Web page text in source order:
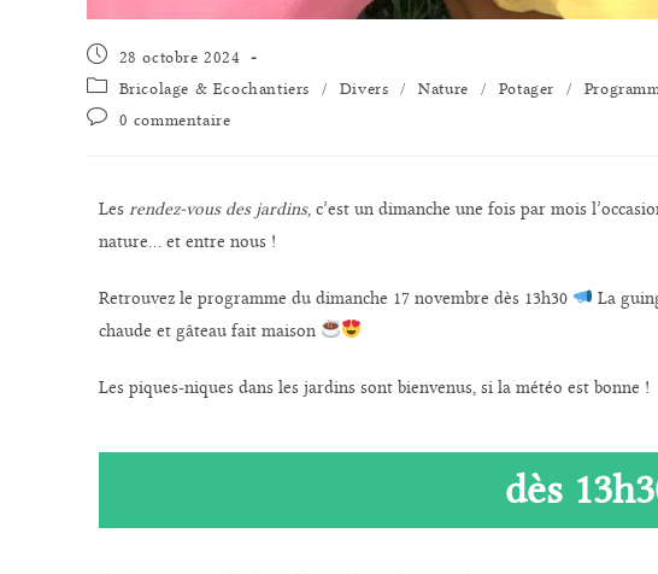
28 octobre 2024
Bricolage & Ecochantiers
/ Divers / Nature / Potager /
0 commentaire
Les rendez-vous des jardins, c’est un dimanche une fois par mois
nature… et entre nous !
Retrouvez le programme du dimanche 17 novembre dès 13h30
La
chaude et gâteau fait maison
Les piques-niques dans les jardins sont bienvenus, si la météo est bonne !
dès